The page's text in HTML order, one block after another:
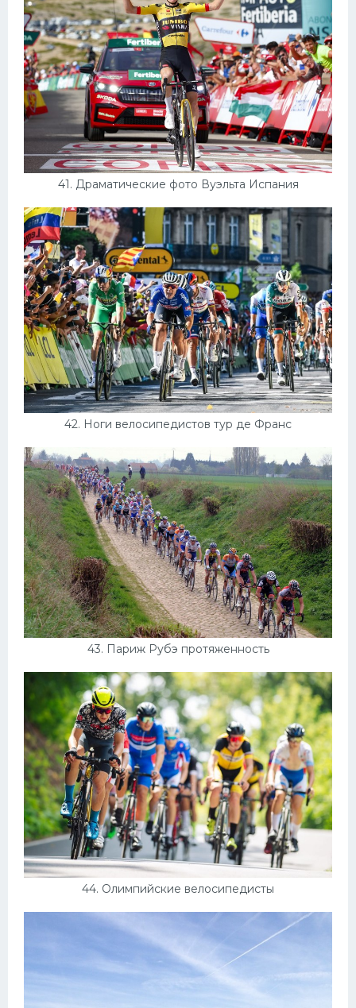
41. Драматические фото Вуэльта Испания
42. Ноги велосипедистов тур де Франс
43. Париж Рубэ протяженность
44. Олимпийские велосипедисты